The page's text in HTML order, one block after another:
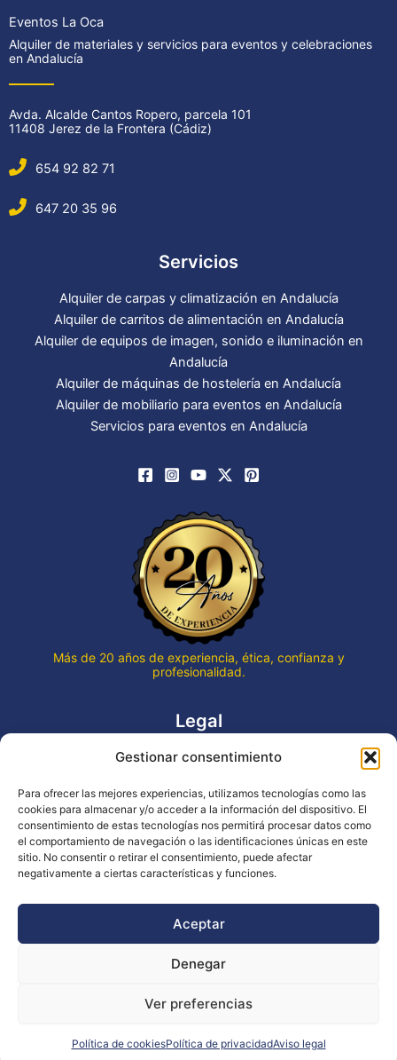
Gestionar consentimiento
Para ofrecer las mejores experiencias, utilizamos tecnologías como las
cookies para almacenar y/o acceder a la información del dispositivo. El
consentimiento de estas tecnologías nos permitirá procesar datos como
el comportamiento de navegación o las identificaciones únicas en este
sitio. No consentir o retirar el consentimiento, puede afectar
negativamente a ciertas características y funciones.
Aceptar
Denegar
Ver preferencias
Política de cookiesPolítica de privacidadAviso legal
Eventos La Oca
Alquiler de materiales y servicios para eventos y celebraciones
en Andalucía
Avda. Alcalde Cantos Ropero, parcela 101
11408 Jerez de la Frontera (Cádiz)
654 92 82 71
647 20 35 96
Servicios
Alquiler de carpas y climatización en Andalucía
Alquiler de carritos de alimentación en Andalucía
Alquiler de equipos de imagen, sonido e iluminación en
Andalucía
Alquiler de máquinas de hostelería en Andalucía
Alquiler de mobiliario para eventos en Andalucía
Servicios para eventos en Andalucía
Más de 20 años de experiencia, ética, confianza y
profesionalidad.
Legal
Aviso legal
Declaración de accesibilidad
Política de cookies (UE)